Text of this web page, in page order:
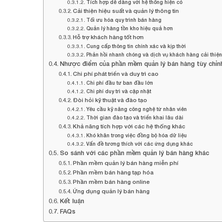
Tích hợp dễ dàng với hệ thống hiện có
Cải thiện hiệu suất và quản lý thông tin
Tối ưu hóa quy trình bán hàng
Quản lý hàng tồn kho hiệu quả hơn
Hỗ trợ khách hàng tốt hơn
Cung cấp thông tin chính xác và kịp thời
Phản hồi nhanh chóng và dịch vụ khách hàng cải thiện
Nhược điểm của phần mềm quản lý bán hàng tùy
Chi phí phát triển và duy trì cao
Chi phí đầu tư ban đầu lớn
Chi phí duy trì và cập nhật
Đòi hỏi kỹ thuật và đào tạo
Yêu cầu kỹ năng công nghệ từ nhân viên
Thời gian đào tạo và triển khai lâu dài
Khả năng tích hợp với các hệ thống khác
Khó khăn trong việc đồng bộ hóa dữ liệu
Vấn đề tương thích với các ứng dụng khác
So sánh với các phần mềm quản lý bán hàng khác
Phần mềm quản lý bán hàng miễn phí
Phần mềm bán hàng tạp hóa
Phần mềm bán hàng online
Ứng dụng quản lý bán hàng
Kết luận
FAQs